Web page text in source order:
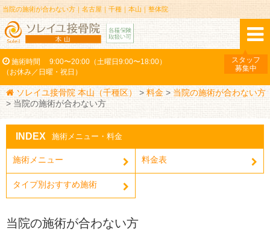
当院の施術が合わない方｜名古屋｜千種｜本山｜整体院
施術時間
9:00〜20:00（土曜日9:00〜18:00）
（お休み／日曜・祝日）
スタッフ
募集中
ソレイユ接骨院 本山（千種区） >料金 > 当院の施術が合わない方
> 当院の施術が合わない方
INDEX 施術メニュー・料金
施術メニュー 料金表
タイプ別おすすめ施術
当院の施術が合わない方